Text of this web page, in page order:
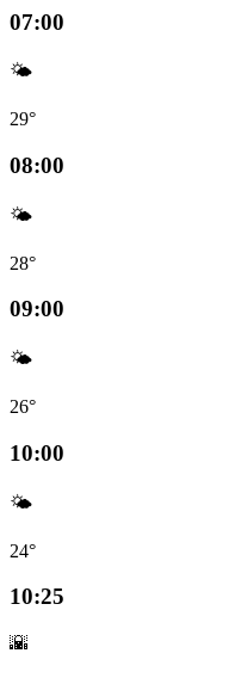
07:00
🌤️
29°
08:00
🌤️
28°
09:00
🌤️
26°
10:00
🌤️
24°
10:25
🌇